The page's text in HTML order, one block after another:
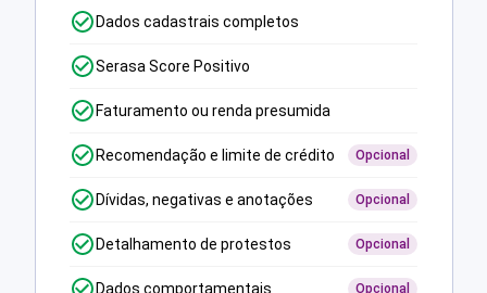
Dados cadastrais completos
Serasa Score Positivo
Faturamento ou renda presumida
Recomendação e limite de crédito Opcional
Dívidas, negativas e anotações Opcional
Detalhamento de protestos Opcional
Dados comportamentais Opcional